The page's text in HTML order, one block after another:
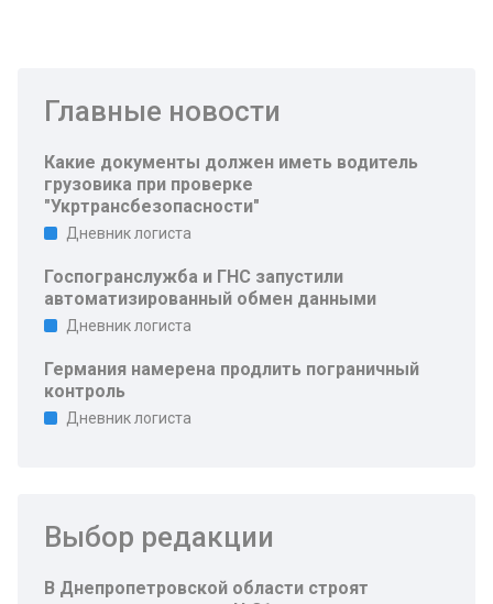
Главные новости
Какие документы должен иметь водитель
грузовика при проверке
"Укртрансбезопасности"
Дневник логиста
Госпогранслужба и ГНС запустили
автоматизированный обмен данными
Дневник логиста
Германия намерена продлить пограничный
контроль
Дневник логиста
Выбор редакции
В Днепропетровской области строят